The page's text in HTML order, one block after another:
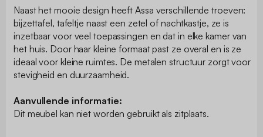
Naast het mooie design heeft Assa verschillende troeven:
bijzettafel, tafeltje naast een zetel of nachtkastje, ze is
inzetbaar voor veel toepassingen en dat in elke kamer van
het huis. Door haar kleine formaat past ze overal en is ze
ideaal voor kleine ruimtes. De metalen structuur zorgt voor
stevigheid en duurzaamheid.
Aanvullende informatie:
Dit meubel kan niet worden gebruikt als zitplaats.